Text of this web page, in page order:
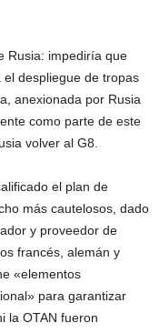
Rusia: impediría que
despliegue de tropas
anexionada por Rusia
como parte de este
volver al G8.
el plan de
más cautelosos, dado
y proveedor de
francés, alemán y
«elementos
para garantizar
la OTAN fueron